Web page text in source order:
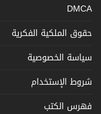
DMCA
حقوق الملكية الفكرية
سياسة الخصوصية
شروط الإستخدام
فهرس الكتب